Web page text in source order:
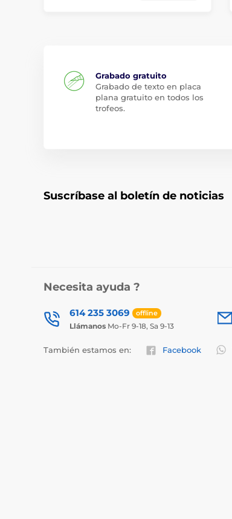
Grabado gratuito
Grabado de texto en placa
plana gratuito en todos los
trofeos.
Suscríbase al boletín de noticias
Necesita ayuda ?
614 235 3069 offline
Llámanos Mo-Fr 9-18, Sa 9-13
También estamos en: Facebook